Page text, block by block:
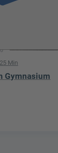
0
Min
Gymnasium